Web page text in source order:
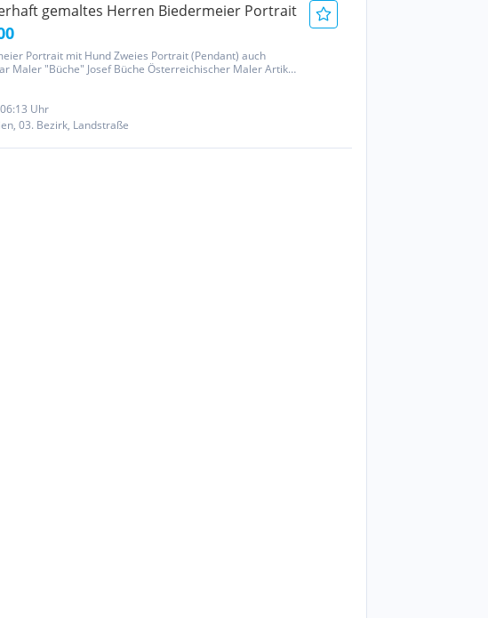
gemaltes Herren Biedermeier Portrait
Portrait mit Hund Zweies Portrait (Pendant) auch
Maler "Büche" Josef Büche Österreichischer Maler Artikel
Uhr
03. Bezirk, Landstraße